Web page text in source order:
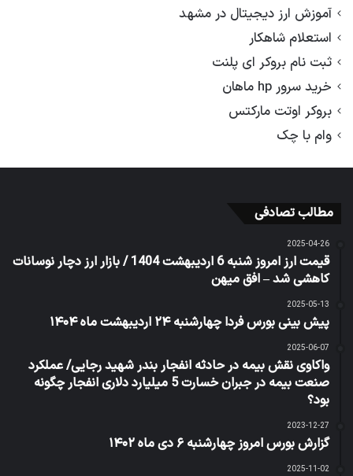
آموزش ارز دیجیتال در مشهد
استعلام شاهکار
ثبت نام بروکر ای پلنت
خرید سرور hp ماهان
بروکر اوتت مارکتس
وام با چک
مطالب تصادفی
2025-04-26
قیمت ارز امروز شنبه 6 اردیبهشت 1404 / بازار ارز دچار نوسانات
کاهشی شد – افق میهن
2025-05-13
پیش بینی بورس فردا چهارشنبه ۲۴ اردیبهشت ماه ۱۴۰۴
2025-06-07
واکاوی نقش بیمه در حادثه انفجار بندر شهید رجایی/ عملکرد
صنعت بیمه در جبران خسارت 5 میلیارد دلاری انفجار چگونه
بود؟
2023-12-27
گزارش بورس امروز چهارشنبه ۶ دی ماه ۱۴۰۲
2025-11-02